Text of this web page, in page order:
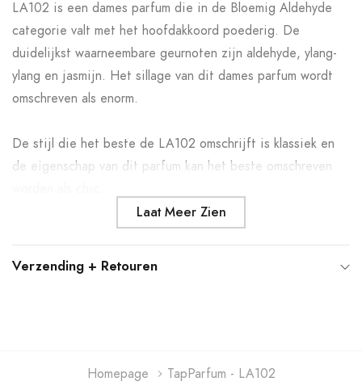
uw
winkelwagen
LA102 is een dames parfum die in de Bloemig Aldehyde
categorie valt met het hoofdakkoord poederig. De
duidelijkst waarneembare geurnoten zijn aldehyde, ylang-
ylang en jasmijn. Het sillage van dit dames parfum wordt
omschreven als enorm.
De stijl die het beste de LA102 omschrijft is klassiek en
de eigenschap van dit parfum kan het beste omschreven
Laat Meer Zien
Verzending + Retouren
Homepage TapParfum - LA102